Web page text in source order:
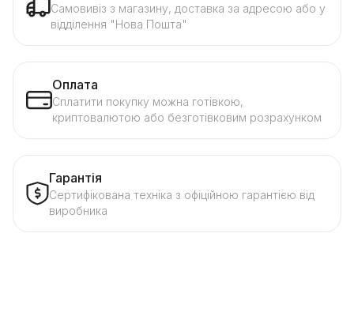
Самовивіз з магазину, доставка за адресою або у
відділення "Нова Пошта"
Оплата
Сплатити покупку можна готівкою,
криптовалютою або безготівковим розрахунком
Гарантія
Сертифікована техніка з офіційною гарантією від
виробника